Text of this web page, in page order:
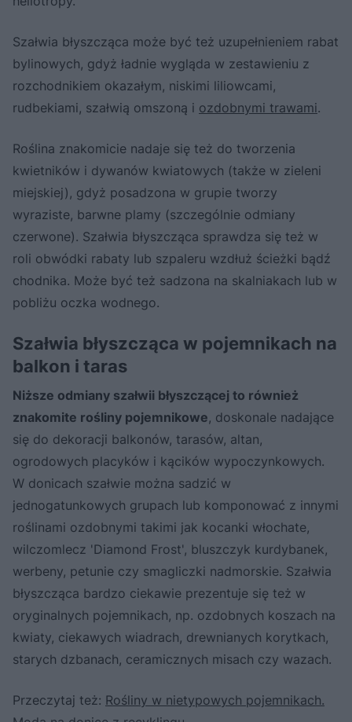
Szałwia błyszcząca może być też uzupełnieniem rabat
bylinowych, gdyż ładnie wygląda w zestawieniu z
rozchodnikiem okazałym, niskimi liliowcami,
rudbekiami, szałwią omszoną i ozdobnymi trawami.
Roślina znakomicie nadaje się też do tworzenia
kwietników i dywanów kwiatowych (także w zieleni
miejskiej), gdyż posadzona w grupie tworzy
wyraziste, barwne plamy (szczególnie odmiany
czerwone). Szałwia błyszcząca sprawdza się też w
roli obwódki rabaty lub szpaleru wzdłuż ścieżki bądź
chodnika. Może być też sadzona na skalniakach lub w
pobliżu oczka wodnego.
Szałwia błyszcząca w pojemnikach na
balkon i taras
Niższe odmiany szałwii błyszczącej to również
znakomite rośliny pojemnikowe, doskonale nadające
się do dekoracji balkonów, tarasów, altan,
ogrodowych placyków i kącików wypoczynkowych.
W donicach szałwie można sadzić w
jednogatunkowych grupach lub komponować z innymi
roślinami ozdobnymi takimi jak kocanki włochate,
wilczomlecz 'Diamond Frost', bluszczyk kurdybanek,
werbeny, petunie czy smagliczki nadmorskie. Szałwia
błyszcząca bardzo ciekawie prezentuje się też w
oryginalnych pojemnikach, np. ozdobnych koszach na
kwiaty, ciekawych wiadrach, drewnianych korytkach,
starych dzbanach, ceramicznych misach czy wazach.
Przeczytaj też: Rośliny w nietypowych pojemnikach.